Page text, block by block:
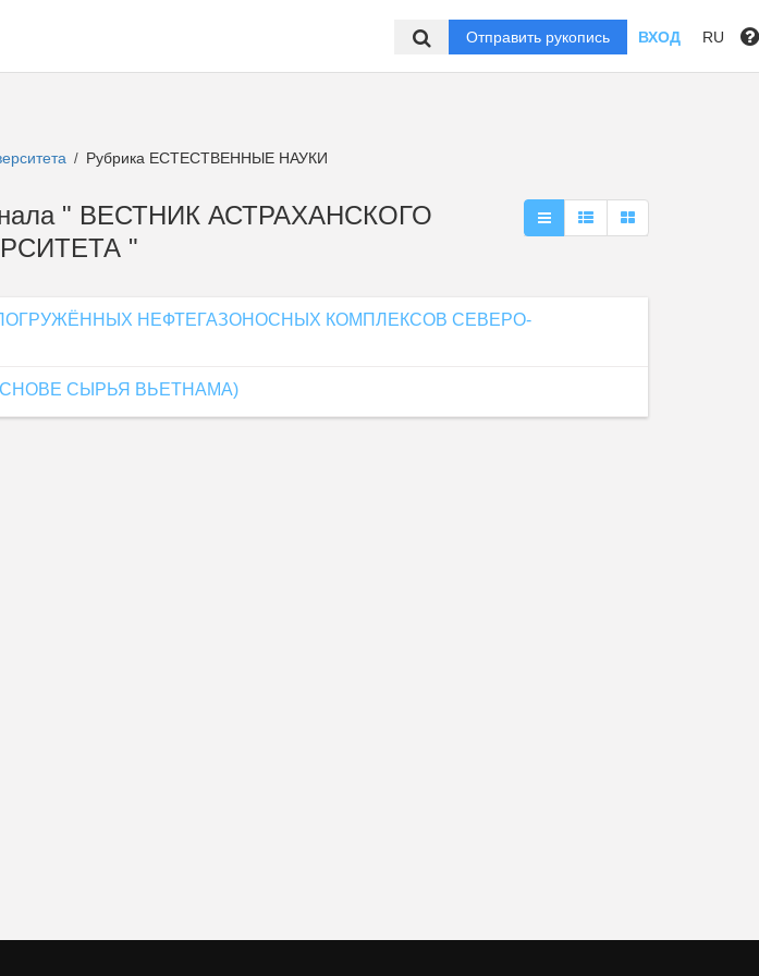
Отправить рукопись ВХОД RU
/ Рубрика ЕСТЕСТВЕННЫЕ НАУКИ
" ВЕСТНИК АСТРАХАНСКОГО
"
НЕФТЕГАЗОНОСНЫХ КОМПЛЕКСОВ СЕВЕРО-
СЫРЬЯ ВЬЕТНАМА)